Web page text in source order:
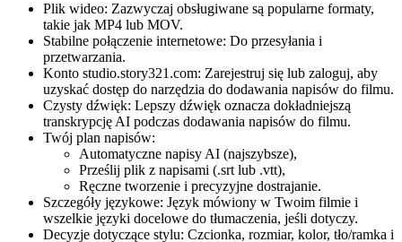
Plik wideo: Zazwyczaj obsługiwane są popularne formaty,
takie jak MP4 lub MOV.
Stabilne połączenie internetowe: Do przesyłania i
przetwarzania.
Konto studio.story321.com: Zarejestruj się lub zaloguj, aby
uzyskać dostęp do narzędzia do dodawania napisów do filmu.
Czysty dźwięk: Lepszy dźwięk oznacza dokładniejszą
transkrypcję AI podczas dodawania napisów do filmu.
Twój plan napisów:
Automatyczne napisy AI (najszybsze),
Prześlij plik z napisami (.srt lub .vtt),
Ręczne tworzenie i precyzyjne dostrajanie.
Szczegóły językowe: Język mówiony w Twoim filmie i
wszelkie języki docelowe do tłumaczenia, jeśli dotyczy.
Decyzje dotyczące stylu: Czcionka, rozmiar, kolor, tło/ramka i